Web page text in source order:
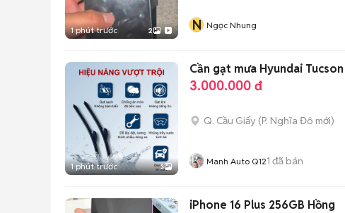
1 phút trước 2 N Ngọc Nhung
1 phút trước 3
Cần gạt mưa Hyundai
3.000.000 đ
Q. Cầu Giấy (P. Nghĩa Đô mới)
Manh Auto Q121 đã bán
iPhone 16 Plus 256GB Hồng